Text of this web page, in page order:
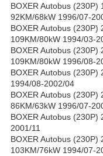
BOXER Autobus
92KM/68kW 1996/07-
BOXER Autobus (230P)
109KM/80kW 1994/03-
BOXER Autobus
109KM/80kW 1996/08-
BOXER Autobus
1994/08-2002/04
BOXER Autobus (230P)
86KM/63kW 1996/07-
BOXER Autobus
2001/11
BOXER Autobus (230P)
103KM/76kW 1994/07-